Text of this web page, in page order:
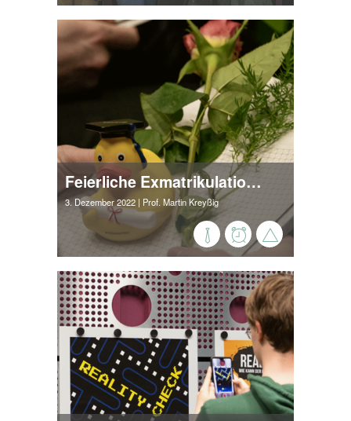
Feierliche Exmatrikulation 2022
3. Dezember 2022 | Prof. Martin Kreyßig